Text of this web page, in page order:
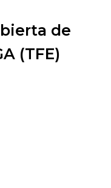
de
(TFE)